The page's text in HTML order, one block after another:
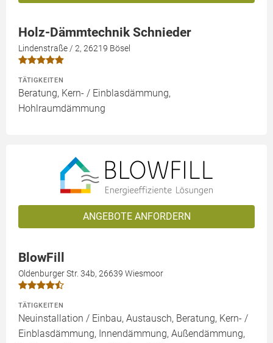
Holz-Dämmtechnik Schnieder
Lindenstraße / 2, 26219 Bösel
TÄTIGKEITEN
Beratung, Kern- / Einblasdämmung,
Hohlraumdämmung
ANGEBOTE ANFORDERN
BlowFill
Oldenburger Str. 34b, 26639 Wiesmoor
TÄTIGKEITEN
Neuinstallation / Einbau, Austausch, Beratung, Kern- /
Einblasdämmung, Innendämmung, Außendämmung,